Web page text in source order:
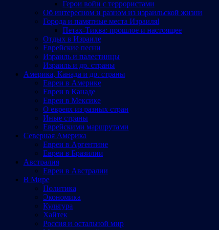
Герои войн с террористами
Об интересном и разном из израильской жизни
Города и памятные места Израиляl
Петах-Тиква: прошлое и настоящее
Отдых в Израиле
Еврейские песни
Израиль и палестинцы
Израиль и др. страны
Америка, Канада и др. страны
Евреи в Америке
Евреи в Канаде
Евреи в Мексике
О евреях из разных стран
Иные страны
Еврейскими маршрутами
Северная Америка
Евреи в Аргентине
Евреи в Бразилии
Австралия
Евреи в Австралии
В Мире
Политика
Экономика
Культура
Хайтек
Россия и остальной мир